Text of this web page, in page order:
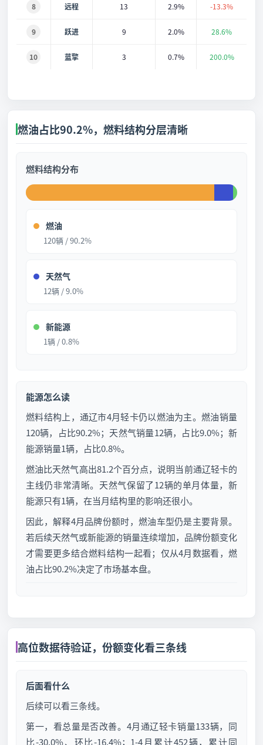
8 远程 13 2.9% -13.3%
9 跃进 9 2.0% 28.6%
10 蓝擎 3 0.7% 200.0%
燃油占比90.2%，燃料结构分层清晰
燃料结构分布
燃油
120辆 / 90.2%
天然气
12辆 / 9.0%
新能源
1辆 / 0.8%
能源怎么读
燃料结构上，通辽市4月轻卡仍以燃油为主。燃油销量
120辆，占比90.2%；天然气销量12辆，占比9.0%；新
能源销量1辆，占比0.8%。
燃油比天然气高出81.2个百分点，说明当前通辽轻卡的
主线仍非常清晰。天然气保留了12辆的单月体量，新
能源只有1辆，在当月结构里的影响还很小。
因此，解释4月品牌份额时，燃油车型仍是主要背景。
若后续天然气或新能源的销量连续增加，品牌份额变化
才需要更多结合燃料结构一起看；仅从4月数据看，燃
油占比90.2%决定了市场基本盘。
高位数据待验证，份额变化看三条线
后面看什么
后续可以看三条线。
第一，看总量是否改善。4月通辽轻卡销量133辆，同
比-30.0%、环比-16.4%；1-4月累计452辆，累计同